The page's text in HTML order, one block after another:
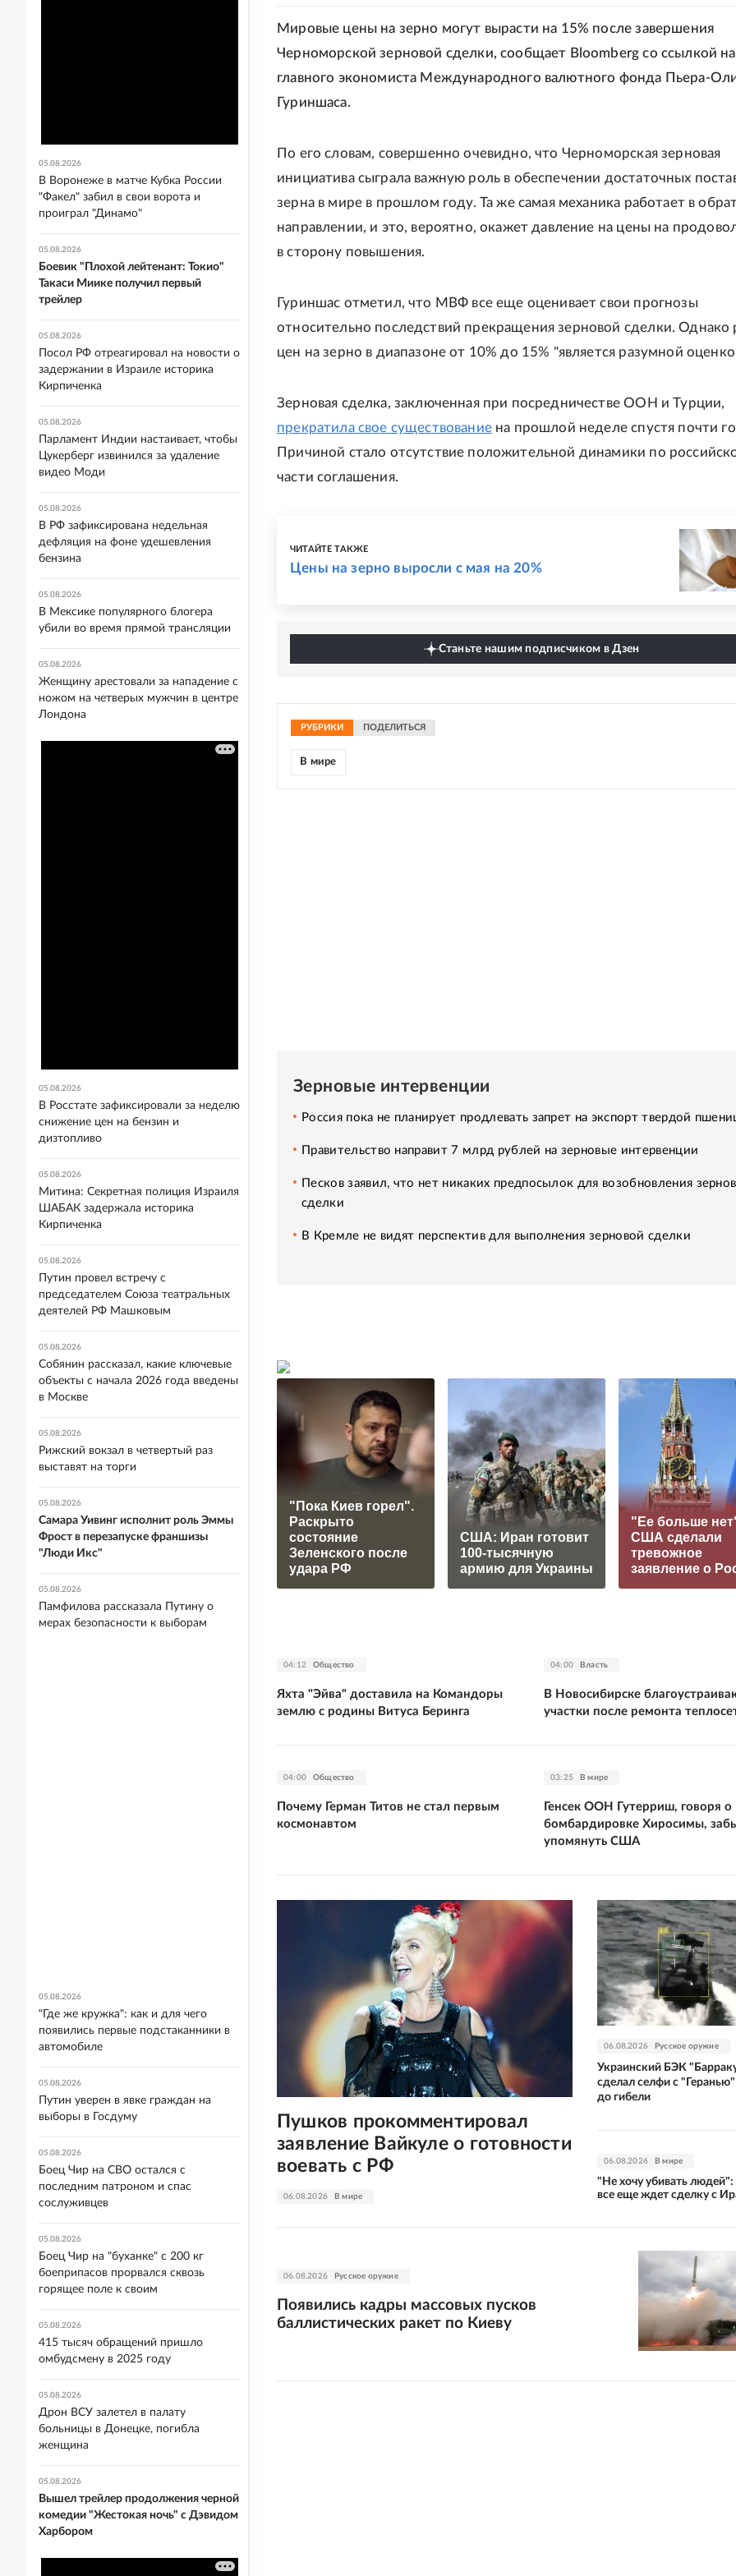
Мировые цены на зерно могут вырасти на 15% после завершения
Черноморской зерновой сделки, сообщает Bloomberg со ссылкой на
главного экономиста Международного валютного фонда Пьера-
Гуриншаса.
По его словам, совершенно очевидно, что Черноморская зерновая
инициатива сыграла важную роль в обеспечении достаточных
зерна в мире в прошлом году. Та же самая механика работает в
направлении, и это, вероятно, окажет давление на цены на
в сторону повышения.
Гуриншас отметил, что МВФ все еще оценивает свои прогнозы
относительно последствий прекращения зерновой сделки. Однако
цен на зерно в диапазоне от 10% до 15% "является разумной
Зерновая сделка, заключенная при посредничестве ООН и Турции,
прекратила свое существованиена прошлой неделе спустя почти
Причиной стало отсутствие положительной динамики по
части соглашения.
ЧИТАЙТЕ ТАКЖЕ
Цены на зерно выросли с мая на 20%
Станьте нашим подписчиком в Дзен
РУБРИКИ ПОДЕЛИТЬСЯ
В мире
Зерновые интервенции
Россия пока не планирует продлевать запрет на экспорт твердой
Правительство направит 7 млрд рублей на зерновые интервенции
Песков заявил, что нет никаких предпосылок для возобновления
сделки
В Кремле не видят перспектив для выполнения зерновой сделки
"Пока Киев горел".
Раскрыто
состояние
Зеленского после
удара РФ
США: Иран готовит
100-тысячную
армию для Украины
"Ее больше
США сделали
тревожное
заявление о
04:12 Общество
Яхта "Эйва" доставила на Командоры
землю с родины Витуса Беринга
04:00 Власть
В Новосибирске
участки после ремонта
04:00 Общество
Почему Герман Титов не стал первым
космонавтом
03:25 В мире
Генсек ООН Гутерриш, говоря о
бомбардировке Хиросимы,
упомянуть США
06.08.2026 В мире
Пушков прокомментировал
заявление Вайкуле о готовности
воевать с РФ
06.08.2026 Русское оружие
Украинский БЭК
сделал селфи с "Геранью"
до гибели
06.08.2026 В мире
"Не хочу убивать людей":
все еще ждет сделку с
06.08.2026 Русское оружие
Появились кадры массовых пусков
баллистических ракет по Киеву
05.08.2026
В Воронеже в матче Кубка России
"Факел" забил в свои ворота и
проиграл "Динамо"
05.08.2026
Боевик "Плохой лейтенант: Токио"
Такаси Миике получил первый
трейлер
05.08.2026
Посол РФ отреагировал на новости о
задержании в Израиле историка
Кирпиченка
05.08.2026
Парламент Индии настаивает, чтобы
Цукерберг извинился за удаление
видео Моди
05.08.2026
В РФ зафиксирована недельная
дефляция на фоне удешевления
бензина
05.08.2026
В Мексике популярного блогера
убили во время прямой трансляции
05.08.2026
Женщину арестовали за нападение с
ножом на четверых мужчин в центре
Лондона
05.08.2026
В Росстате зафиксировали за неделю
снижение цен на бензин и
дизтопливо
05.08.2026
Митина: Секретная полиция Израиля
ШАБАК задержала историка
Кирпиченка
05.08.2026
Путин провел встречу с
председателем Союза театральных
деятелей РФ Машковым
05.08.2026
Собянин рассказал, какие ключевые
объекты с начала 2026 года введены
в Москве
05.08.2026
Рижский вокзал в четвертый раз
выставят на торги
05.08.2026
Самара Уивинг исполнит роль Эммы
Фрост в перезапуске франшизы
"Люди Икс"
05.08.2026
Памфилова рассказала Путину о
мерах безопасности к выборам
05.08.2026
"Где же кружка": как и для чего
появились первые подстаканники в
автомобиле
05.08.2026
Путин уверен в явке граждан на
выборы в Госдуму
05.08.2026
Боец Чир на СВО остался с
последним патроном и спас
сослуживцев
05.08.2026
Боец Чир на "буханке" с 200 кг
боеприпасов прорвался сквозь
горящее поле к своим
05.08.2026
415 тысяч обращений пришло
омбудсмену в 2025 году
05.08.2026
Дрон ВСУ залетел в палату
больницы в Донецке, погибла
женщина
05.08.2026
Вышел трейлер продолжения черной
комедии "Жестокая ночь" с Дэвидом
Харбором